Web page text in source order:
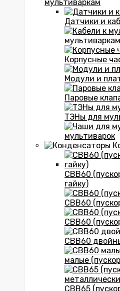
мультиваркам
Датчики и
мультиваркам
Корпусные
Модули и
Паровые
ТЭНы для
мультиварок
CBB60
гайку)
CBB60
CBB60
CBB60
малые
CBB65